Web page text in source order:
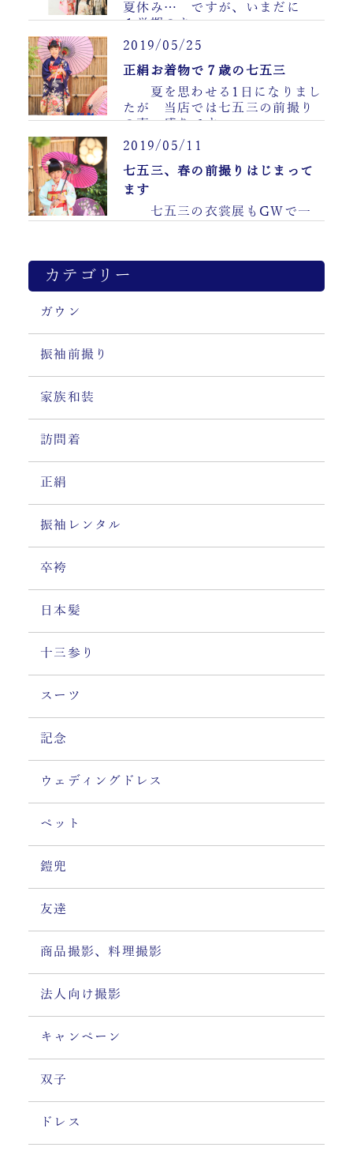
夏休み… ですが、いまだに
１学期のま……
2019/05/25
正絹お着物で７歳の七五三
夏を思わせる1日になりまし
たが 当店では七五三の前撮り
の真っ盛りです ……
2019/05/11
七五三、春の前撮りはじまって
ます
七五三の衣裳展もGWで一
カテゴリー
ガウン
振袖前撮り
家族和装
訪問着
正絹
振袖レンタル
卒袴
日本髪
十三参り
スーツ
記念
ウェディングドレス
ペット
鎧兜
友達
商品撮影、料理撮影
法人向け撮影
キャンペーン
双子
ドレス